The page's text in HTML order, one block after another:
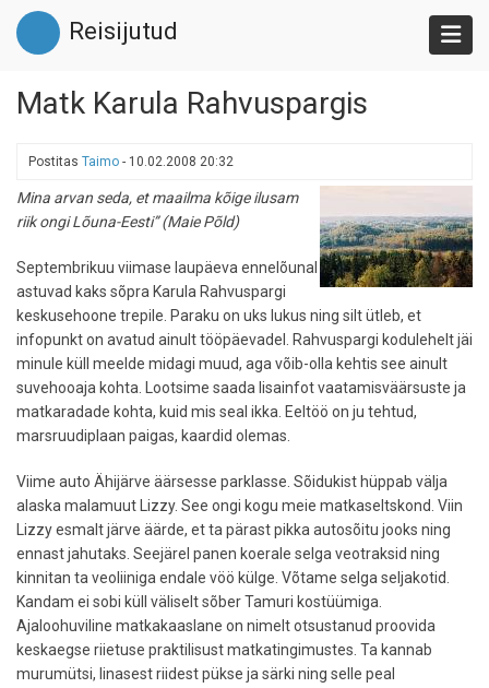
Liigu
edasi
põhisisu
Reisijutud
Matk Karula Rahvuspargis
Postitas Taimo - 10.02.2008 20:32
Mina arvan seda, et maailma kõige ilusam
riik ongi Lõuna-Eesti”(Maie Põld)
Septembrikuu viimase laupäeva ennelõunal
astuvad kaks sõpra Karula Rahvuspargi
keskusehoone trepile. Paraku on uks lukus ning silt ütleb, et
infopunkt on avatud ainult tööpäevadel. Rahvuspargi kodulehelt jäi
minule küll meelde midagi muud, aga võib-olla kehtis see ainult
suvehooaja kohta. Lootsime saada lisainfot vaatamisväärsuste ja
matkaradade kohta, kuid mis seal ikka. Eeltöö on ju tehtud,
marsruudiplaan paigas, kaardid olemas.
Viime auto Ähijärve äärsesse parklasse. Sõidukist hüppab välja
alaska malamuut Lizzy. See ongi kogu meie matkaseltskond. Viin
Lizzy esmalt järve äärde, et ta pärast pikka autosõitu jooks ning
ennast jahutaks. Seejärel panen koerale selga veotraksid ning
kinnitan ta veoliiniga endale vöö külge. Võtame selga seljakotid.
Kandam ei sobi küll väliselt sõber Tamuri kostüümiga.
Ajaloohuviline matkakaaslane on nimelt otsustanud proovida
keskaegse riietuse praktilisust matkatingimustes. Ta kannab
murumütsi, linasest riidest pükse ja särki ning selle peal